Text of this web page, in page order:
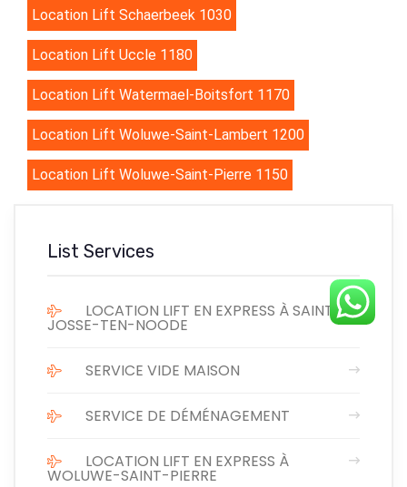
Location Lift Schaerbeek 1030
Location Lift Uccle 1180
Location Lift Watermael-Boitsfort 1170
Location Lift Woluwe-Saint-Lambert 1200
Location Lift Woluwe-Saint-Pierre 1150
List Services
LOCATION LIFT EN EXPRESS À SAINT-
JOSSE-TEN-NOODE
SERVICE VIDE MAISON
SERVICE DE DÉMÉNAGEMENT
LOCATION LIFT EN EXPRESS À
WOLUWE-SAINT-PIERRE